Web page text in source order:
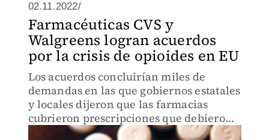
02.11.2022/
Farmacéuticas CVS y
Walgreens logran acuerdos
por la crisis de opioides en EU
Los acuerdos concluirían miles de
demandas en las que gobiernos estatales
y locales dijeron que las farmacias
cubrieron prescripciones que debieron
haber señalado como inapropiadas.